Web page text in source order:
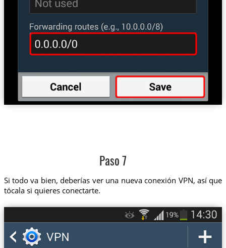
Paso 7
Si todo va bien, deberías ver una nueva conexión VPN, así que
tócala si quieres conectarte.